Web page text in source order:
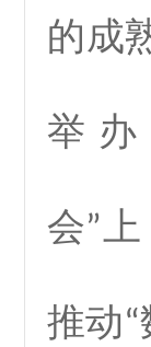
的成
举办
会”上
推动“